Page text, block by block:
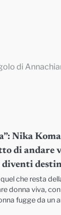
di
Nika
di andare
diventi
che resta
donna viva,
fugge da un